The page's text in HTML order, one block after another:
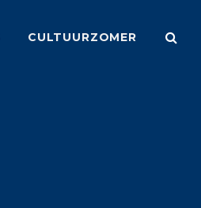
CULTUURZOMER